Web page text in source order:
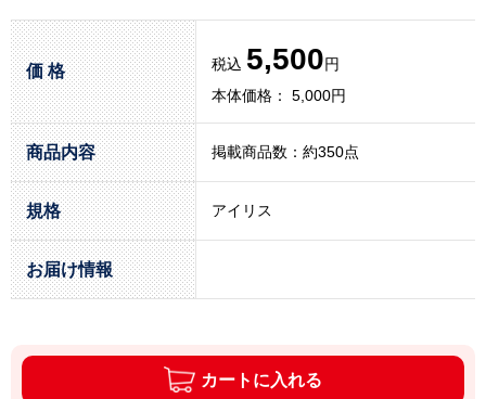
価 格 税込 5,500円
本体価格： 5,000円
商品内容 掲載商品数：約350点
規格 アイリス
お届け情報
カートに入れる